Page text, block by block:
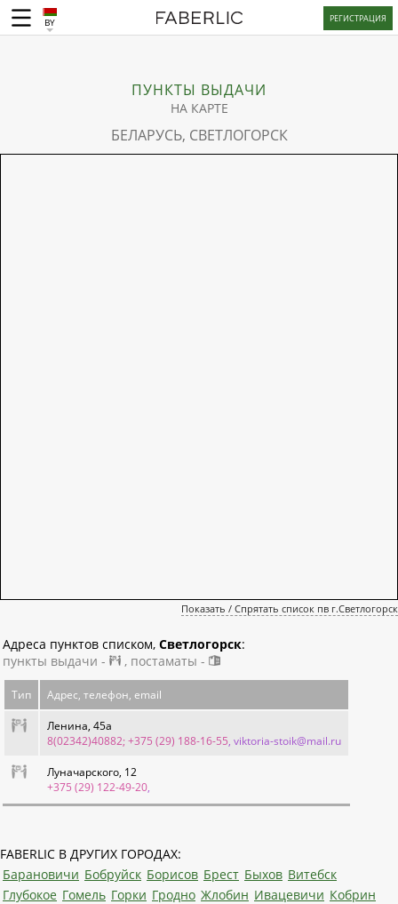
BY РЕГИСТРАЦИЯ
ПУНКТЫ ВЫДАЧИ
НА КАРТЕ
БЕЛАРУСЬ, СВЕТЛОГОРСК
Показать / Спрятать список пв г.Светлогорск
Адреса пунктов списком, Светлогорск:
пункты выдачи -
, постаматы -
Тип Адрес, телефон, email
Ленина, 45а
8(02342)40882; +375 (29) 188-16-55, viktoria-stoik@mail.ru
Луначарского, 12
+375 (29) 122-49-20,
FABERLIC В ДРУГИХ ГОРОДАХ:
Барановичи Бобруйск Борисов Брест Быхов Витебск
Глубокое Гомель Горки Гродно Жлобин Ивацевичи Кобрин